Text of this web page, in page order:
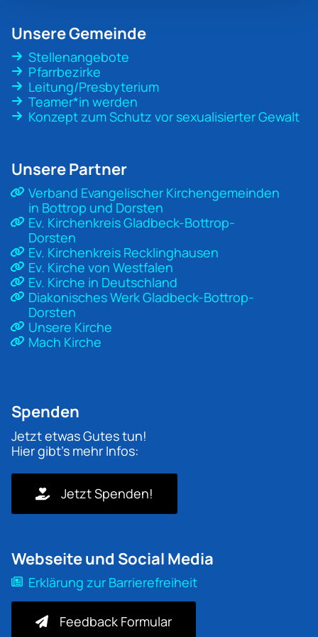
Unsere Gemeinde
Stellenangebote
Pfarrbezirke
Leitung/Presbyterium
Teamer*in werden
Konzept zum Schutz vor sexualisierter Gewalt
Unsere Partner
Verband Evangelischer Kirchengemeinden
in Bottrop und Dorsten
Ev. Kirchenkreis Gladbeck-Bottrop-
Dorsten
Ev. Kirchenkreis Recklinghausen
Ev. Kirche von Westfalen
Ev. Kirche in Deutschland
Diakonisches Werk Gladbeck-Bottrop-
Dorsten
Unsere Kirche
Mach Kirche
Spenden
Jetzt etwas Gutes tun!
Hier gibt's mehr Infos:
Jetzt Spenden!
Webseite und Social Media
Erklärung zur Barrierefreiheit
Feedback Formular